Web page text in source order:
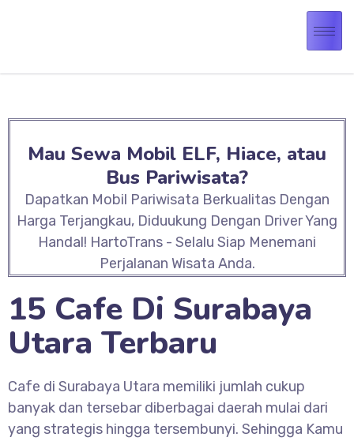
Mau Sewa Mobil ELF, Hiace, atau
Bus Pariwisata?
Dapatkan Mobil Pariwisata Berkualitas Dengan
Harga Terjangkau, Diduukung Dengan Driver Yang
Handal! HartoTrans - Selalu Siap Menemani
Perjalanan Wisata Anda.
15 Cafe Di Surabaya
Utara Terbaru
Cafe di Surabaya Utara memiliki jumlah cukup
banyak dan tersebar diberbagai daerah mulai dari
yang strategis hingga tersembunyi. Sehingga Kamu